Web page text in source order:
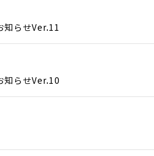
知らせVer.11
知らせVer.10